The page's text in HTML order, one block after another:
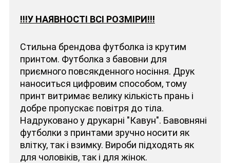
!!!У НАЯВНОСТІ ВСІ РОЗМІРИ!!!
Стильна брендова футболка із крутим
принтом. Футболка з бавовни для
приємного повсякденного носіння. Друк
наноситься цифровим способом, тому
принт витримає велику кількість прань і
добре пропускає повітря до тіла.
Надруковано у друкарні "Кавун". Бавовняні
футболки з принтами зручно носити як
влітку, так і взимку. Вироби підходять як
для чоловіків, так і для жінок.